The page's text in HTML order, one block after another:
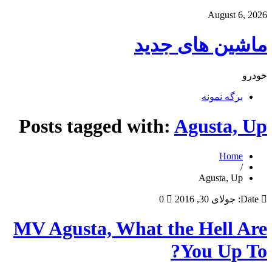
August 6, 2026
ماشین های جدید
خودرو
برگه نمونه
Posts tagged with: Agusta, Up
Home
/
Agusta, Up
Date: جولای 30, 2016 0
MV Agusta, What the Hell Are
You Up To?